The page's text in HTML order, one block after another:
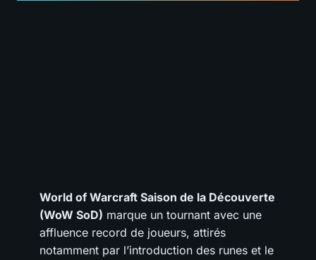
World of Warcraft Saison de la Découverte
(WoW SoD) marque un tournant avec une
affluence record de joueurs, attirés
notamment par l’introduction des runes et le